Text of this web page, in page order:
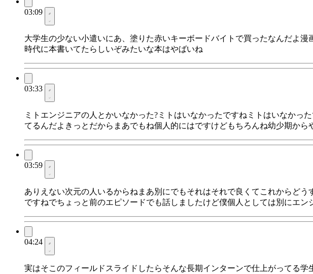
03:09
大学生の少ない小遣いにあ、塗りた赤いキーボードバイトで買ったなんだよ
時代に本書いてたらしいぞみたいな本はやばいね
03:33
ミトエンジニアの人とかいなかった?ミトはいなかったですねミトはいなかっ
てるんだよきっとだからまあでもね個人的にはですけどもちろんね幼少期から
03:59
ありえない次元の人いるからねまあ別にでもそれはそれで良くてこれからど
ですねでちょっと前のエピソードでも話しましたけど僕個人としては別にエ
04:24
実はそこのフィールドスライドしたらそんな長期インターンで仕上がってる